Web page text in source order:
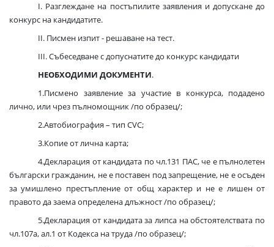
І. Разглеждане на постъпилите заявления и допускане до
конкурс на кандидатите.
II. Писмен изпит - решаване на тест.
ІІI. Събеседване с допуснатите до конкурс кандидати
НЕОБХОДИМИ ДОКУМЕНТИ.
1.Писмено заявление за участие в конкурса, подадено
лично, или чрез пълномощник /по образец/;
2.Автобиография – тип СVС;
3.Копие от лична карта;
4.Декларация от кандидата по чл.131 ПАС, че е пълнолетен
български гражданин, не е поставен под запрещение, не е осъден
за умишлено престъпление от общ характер и не е лишен от
правото да заема определена длъжност /по образец/;
5.Декларация от кандидата за липса на обстоятелствата по
чл.107а, ал.1 от Кодекса на труда /по образец/;